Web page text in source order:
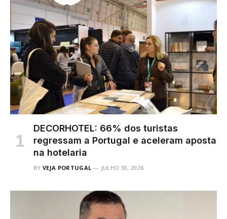
DECORHOTEL: 66% dos turistas
regressam a Portugal e aceleram aposta
na hotelaria
BY VEJA PORTUGAL JULHO 30, 2026